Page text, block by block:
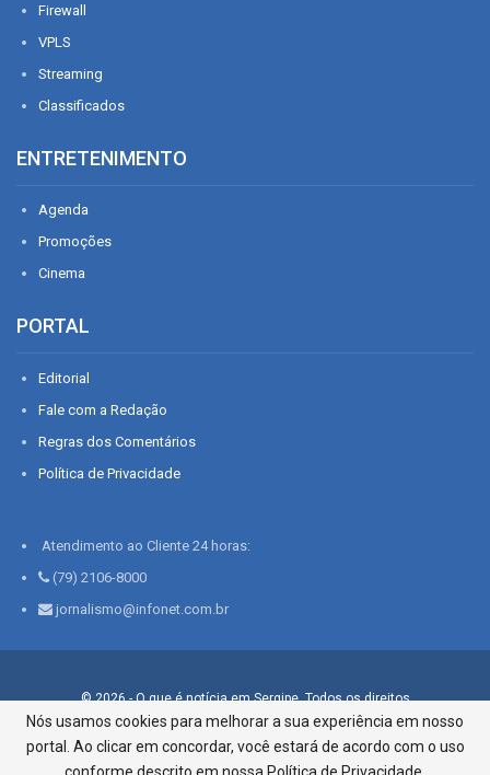
Firewall
VPLS
Streaming
Classificados
ENTRETENIMENTO
Agenda
Promoções
Cinema
PORTAL
Editorial
Fale com a Redação
Regras dos Comentários
Política de Privacidade
Atendimento ao Cliente 24 horas:
(79) 2106-8000
jornalismo@infonet.com.br
© 2026 - O que é notícia em Sergipe. Todos os direitos
reservados.
Infonet - Rua Monsenhor Silveira 276, Bairro São José |
Aracaju-SE, CEP 49015-030, Fone: 79.2106.8000 - CI Centro de
Nós usamos cookies para melhorar a sua experiência em nosso
portal. Ao clicar em concordar, você estará de acordo com o uso